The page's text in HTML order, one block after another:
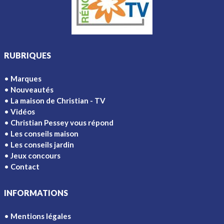
RUBRIQUES
Marques
Nouveautés
La maison de Christian - TV
Vidéos
Christian Pessey vous répond
Les conseils maison
Les conseils jardin
Jeux concours
Contact
INFORMATIONS
Mentions légales